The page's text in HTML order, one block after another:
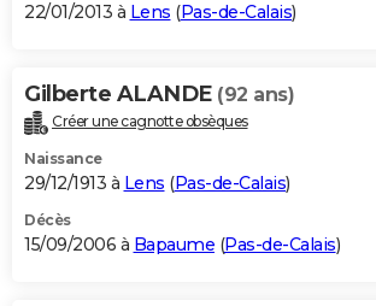
22/01/2013 à Lens (Pas-de-Calais)
Gilberte ALANDE (92 ans)
Créer une cagnotte obsèques
Naissance
29/12/1913 à Lens (Pas-de-Calais)
Décès
15/09/2006 à Bapaume (Pas-de-Calais)